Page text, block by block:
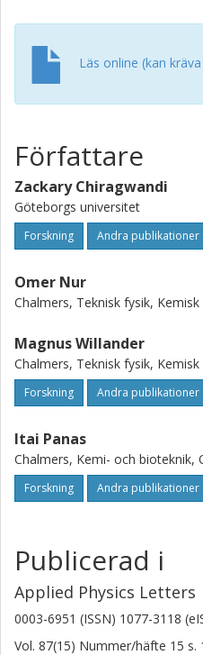
Läs online (kan
Författare
Zackary Chiragwandi
Göteborgs universitet
Forskning Andra publikationer
Omer Nur
Chalmers, Teknisk fysik, Kemisk
Magnus Willander
Chalmers, Teknisk fysik, Kemisk
Forskning Andra publikationer
Itai Panas
Chalmers, Kemi- och bioteknik,
Forskning Andra publikationer
Publicerad i
Applied Physics Letters
0003-6951 (ISSN) 1077-3118
Vol. 87(15) Nummer/häfte 15 s.